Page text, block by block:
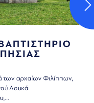
Φιλίππων,
ΙΕΡΟ
Η Νέα